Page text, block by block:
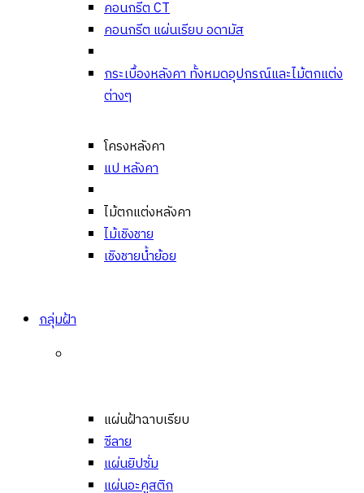
คอนกรีต CT
คอนกรีต แผ่นเรียบ อดามัส
กระเบื้องหลังคา ทั้งหมดอุปกรณ์และไม้ตกแต่ง
ต่างๆ
โครงหลังคา
แป หลังคา
ไม้ตกแต่งหลังคา
ไม้เชิงชาย
เชิงชายน้ำย้อย
กลุ่มฝ้า
แผ่นฝ้าฉาบเรียบ
ซีลาย
แผ่นยิปซั่ม
แผ่นอะคูสติก